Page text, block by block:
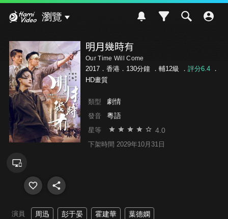
瀏覽
明月幾時有
Our Time Will Come
2017．香港．130分鐘 ． 輔12級 ． 評分6.4．
HD畫質
類型 劇情
發音 粵語
星等 4.0
下架時間 2029年10月31日
演員 周迅 彭于晏 霍建華 葉德嫻